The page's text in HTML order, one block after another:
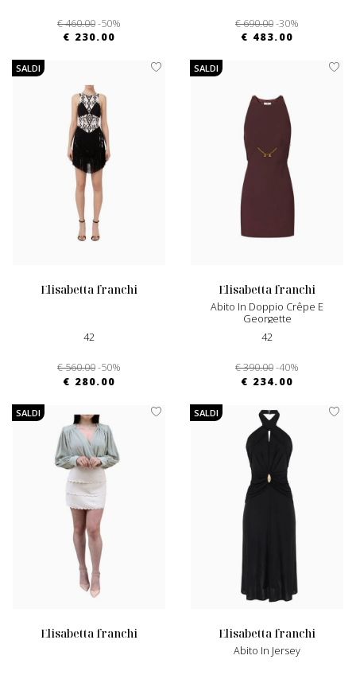
€ 460.00-50%
€ 230.00
€ 690.00-30%
€ 483.00
SALDI
elisabetta franchi
42
€ 560.00-50%
€ 280.00
SALDI
elisabetta franchi
Abito In Doppio Crêpe E
Georgette
42
€ 390.00-40%
€ 234.00
SALDI
elisabetta franchi
SALDI
elisabetta franchi
Abito In Jersey